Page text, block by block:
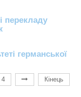
перекладу
германської
4 Кінець